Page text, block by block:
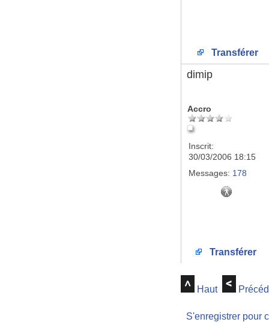
Transférer
dimip
Accro
Inscrit:
30/03/2006 18:15
Messages: 178
Transférer
Haut
S'enregistrer pour